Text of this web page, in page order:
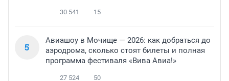
30 541 15
5
Авиашоу в Мочище — 2026: как добраться до
аэродрома, сколько стоят билеты и полная
программа фестиваля «Вива Авиа!»
27 524 50